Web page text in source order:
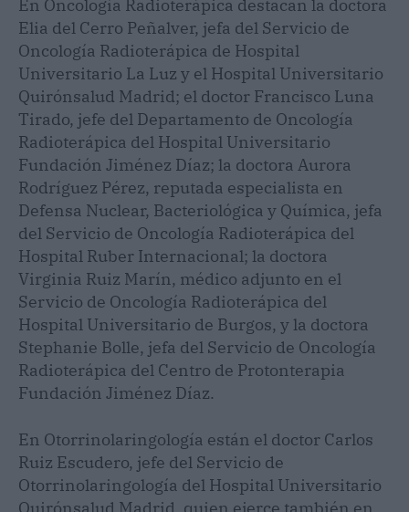
En Oncología Radioterápica destacan la doctora
Elia del Cerro Peñalver, jefa del Servicio de
Oncología Radioterápica de Hospital
Universitario La Luz y el Hospital Universitario
Quirónsalud Madrid; el doctor Francisco Luna
Tirado, jefe del Departamento de Oncología
Radioterápica del Hospital Universitario
Fundación Jiménez Díaz; la doctora Aurora
Rodríguez Pérez, reputada especialista en
Defensa Nuclear, Bacteriológica y Química, jefa
del Servicio de Oncología Radioterápica del
Hospital Ruber Internacional; la doctora
Virginia Ruiz Marín, médico adjunto en el
Servicio de Oncología Radioterápica del
Hospital Universitario de Burgos, y la doctora
Stephanie Bolle, jefa del Servicio de Oncología
Radioterápica del Centro de Protonterapia
Fundación Jiménez Díaz.
En Otorrinolaringología están el doctor Carlos
Ruiz Escudero, jefe del Servicio de
Otorrinolaringología del Hospital Universitario